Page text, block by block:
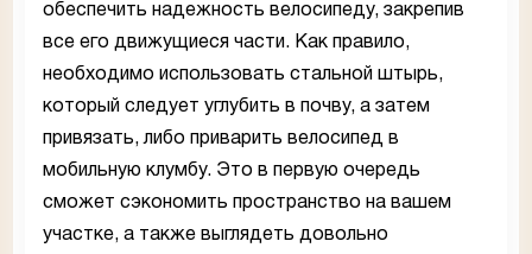
обеспечить надежность велосипеду, закрепив
все его движущиеся части. Как правило,
необходимо использовать стальной штырь,
который следует углубить в почву, а затем
привязать, либо приварить велосипед в
мобильную клумбу. Это в первую очередь
сможет сэкономить пространство на вашем
участке, а также выглядеть довольно